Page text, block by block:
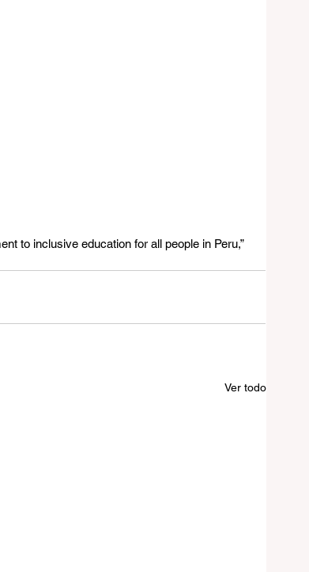
to inclusive education for all people in Peru,”
Ver todo